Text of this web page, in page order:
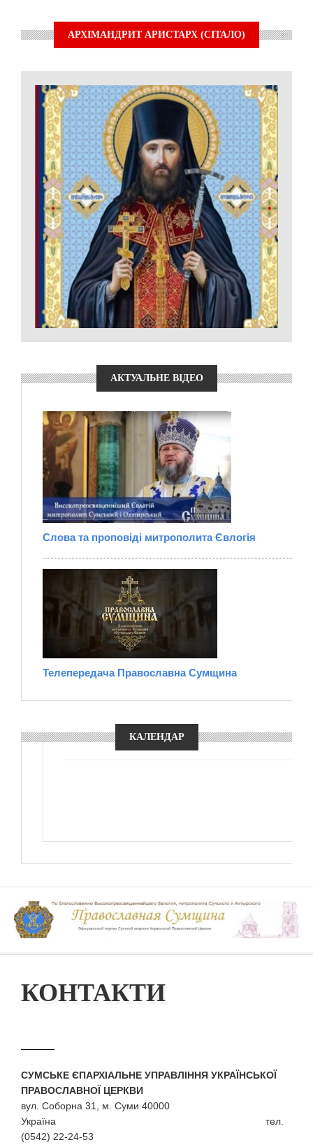
АРХІМАНДРИТ АРИСТАРХ (СІТАЛО)
АКТУАЛЬНЕ ВІДЕО
Слова та проповіді митрополита Євлогія
Телепередача Православна Сумщина
КАЛЕНДАР
КОНТАКТИ
СУМСЬКЕ ЄПАРХІАЛЬНЕ УПРАВЛІННЯ УКРАЇНСЬКОЇ
ПРАВОСЛАВНОЇ ЦЕРКВИ
вул. Соборна 31, м. Суми 40000
Україна тел.
(0542) 22-24-53